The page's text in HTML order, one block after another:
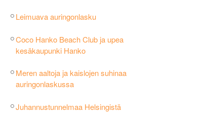
Leimuava auringonlasku
Coco Hanko Beach Club ja upea
kesäkaupunki Hanko
Meren aaltoja ja kaislojen suhinaa
auringonlaskussa
Juhannustunnelmaa Helsingistä